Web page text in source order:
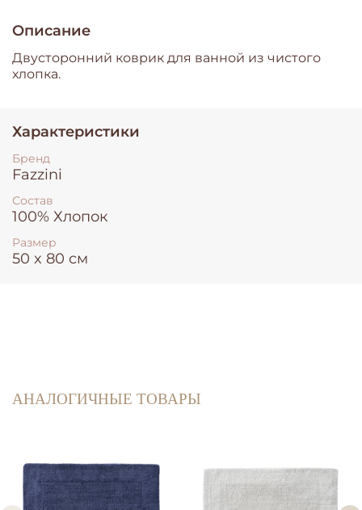
Описание
Двусторонний коврик для ванной из чистого
хлопка.
Характеристики
Бренд
Fazzini
Состав
100% Хлопок
Размер
50 x 80 см
АНАЛОГИЧНЫЕ ТОВАРЫ